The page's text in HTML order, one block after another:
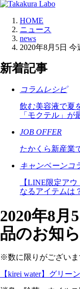
HOME
ニュース
news
2020年8月5日
新着記事
コラムレシピ
飲む美容液で夏
「モクテル」が
JOB OFFER
たかくら新産業
キャンペーンコ
【LINE限定ア
なるアイテムは
2020年8月
品のお知
※数に限りがございま
【kirei water】グリ